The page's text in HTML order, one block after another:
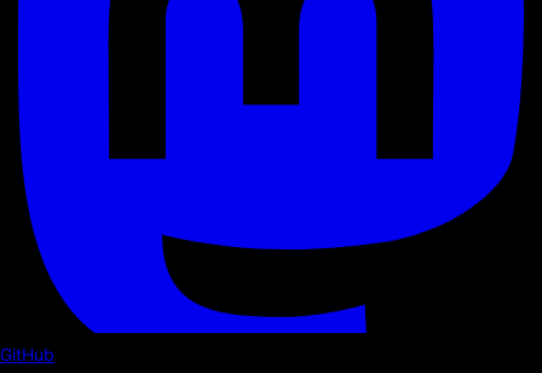
GitHub